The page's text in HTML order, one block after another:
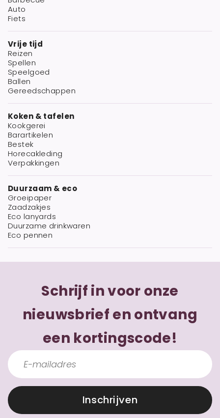
Auto
Fiets
Vrije tijd
Reizen
Spellen
Speelgoed
Ballen
Gereedschappen
Koken & tafelen
Kookgerei
Barartikelen
Bestek
Horecakleding
Verpakkingen
Duurzaam & eco
Groeipaper
Zaadzakjes
Eco lanyards
Duurzame drinkwaren
Eco pennen
Schrijf in voor onze
nieuwsbrief en ontvang
een kortingscode!
Inschrijven